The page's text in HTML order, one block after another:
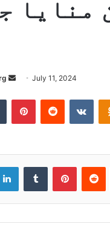
منایا
e
l
July 11, 2024